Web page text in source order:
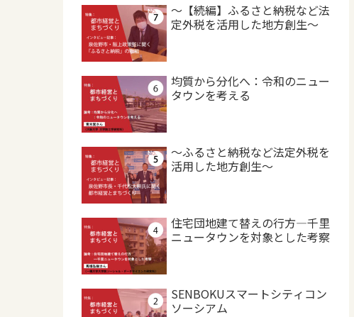
～【続編】ふるさと納税など法
定外税を活用した地方創生～
均質から分化へ：令和のニュー
タウンを考える
～ふるさと納税など法定外税を
活用した地方創生～
住宅団地建て替えの行方―千里
ニュータウンを対象とした考察
SENBOKUスマートシティコン
ソーシアム